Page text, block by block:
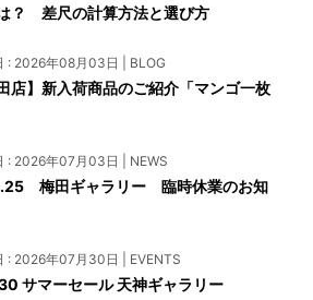
？ 差尺の計算方法と選び方
: 2026年08月03日 | BLOG
田店】新入荷商品のご紹介「マンゴ一枚
: 2026年07月03日 | NEWS
梅田ギャラリー 臨時休業のお知
: 2026年07月30日 | EVENTS
サマーセール 天神ギャラリー